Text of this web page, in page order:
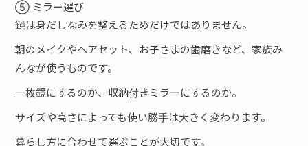
⑤ ミラー選び
鏡は身だしなみを整えるためだけではありません。
朝のメイクやヘアセット、お子さまの歯磨きなど、家族み
んなが使うものです。
一枚鏡にするのか、収納付きミラーにするのか。
サイズや高さによっても使い勝手は大きく変わります。
暮らし方に合わせて選ぶことが大切です。